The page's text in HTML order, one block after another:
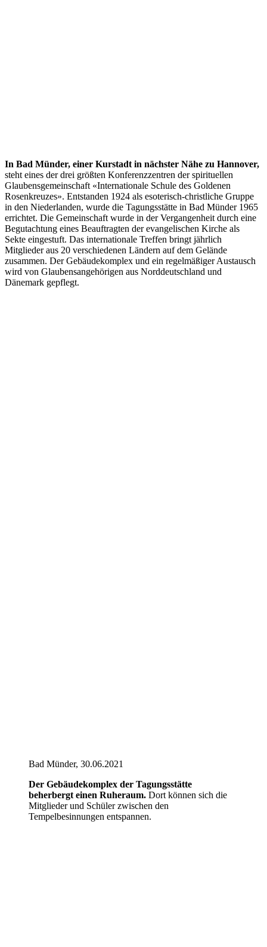
In Bad Münder, einer Kurstadt in nächster Nähe zu Hannover,
steht eines der drei größten Konferenzzentren der spirituellen
Glaubensgemeinschaft «Internationale Schule des Goldenen
Rosenkreuzes». Entstanden 1924 als esoterisch-christliche Gruppe
in den Niederlanden, wurde die Tagungsstätte in Bad Münder 1965
errichtet. Die Gemeinschaft wurde in der Vergangenheit durch eine
Begutachtung eines Beauftragten der evangelischen Kirche als
Sekte eingestuft. Das internationale Treffen bringt jährlich
Mitglieder aus 20 verschiedenen Ländern auf dem Gelände
zusammen. Der Gebäudekomplex und ein regelmäßiger Austausch
wird von Glaubensangehörigen aus Norddeutschland und
Dänemark gepflegt.
Bad Münder, 30.06.2021
Der Gebäudekomplex der Tagungsstätte
beherbergt einen Ruheraum. Dort können sich die
Mitglieder und Schüler zwischen den
Tempelbesinnungen entspannen.